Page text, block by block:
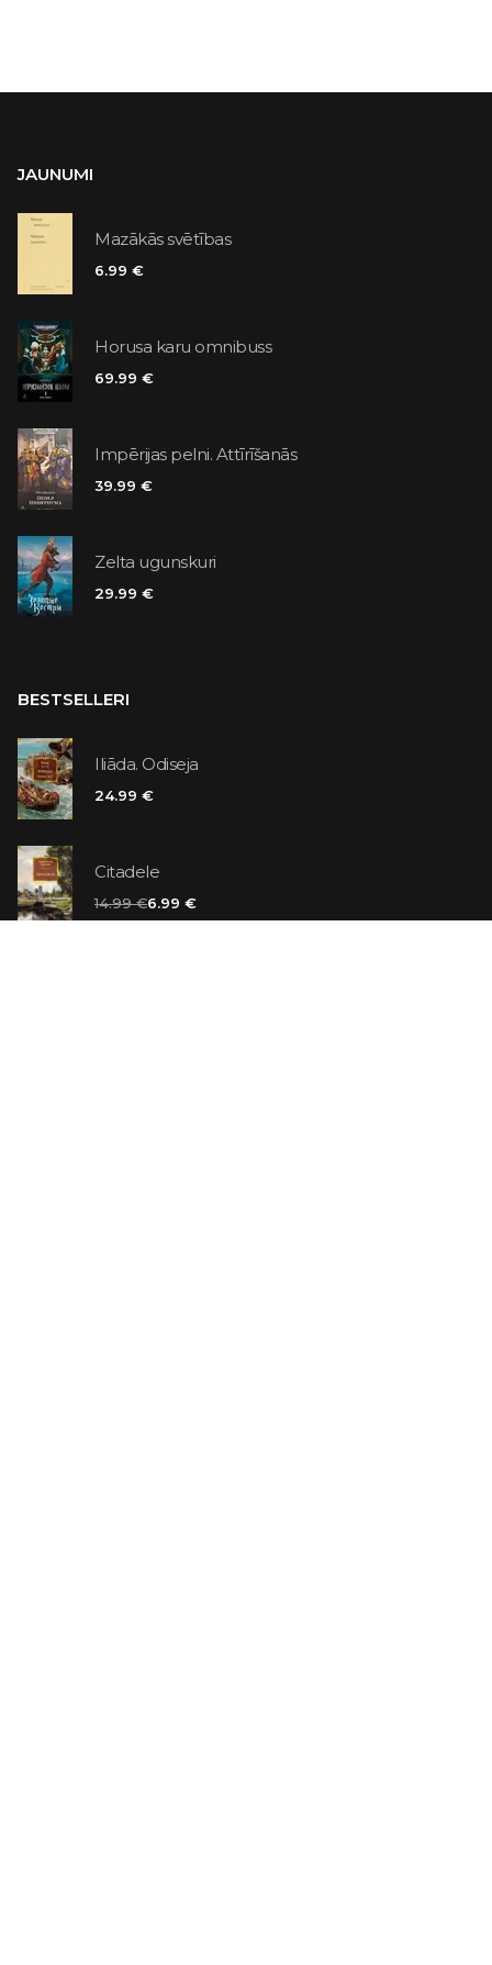
JAUNUMI
Mazākās svētības
6.99 €
Horusa karu omnibuss
69.99 €
Impērijas pelni. Attīrīšanās
39.99 €
Zelta ugunskuri
29.99 €
BESTSELLERI
Iliāda. Odiseja
24.99 €
Citadele
14.99 €6.99 €